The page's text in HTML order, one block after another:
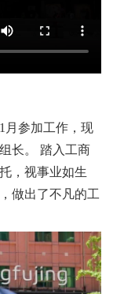
月参加工作，现
长。 踏入工商
，视事业如生
做出了不凡的工